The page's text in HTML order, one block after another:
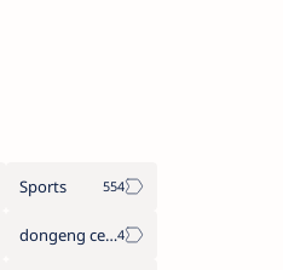
Sports
dongeng cerita legenda